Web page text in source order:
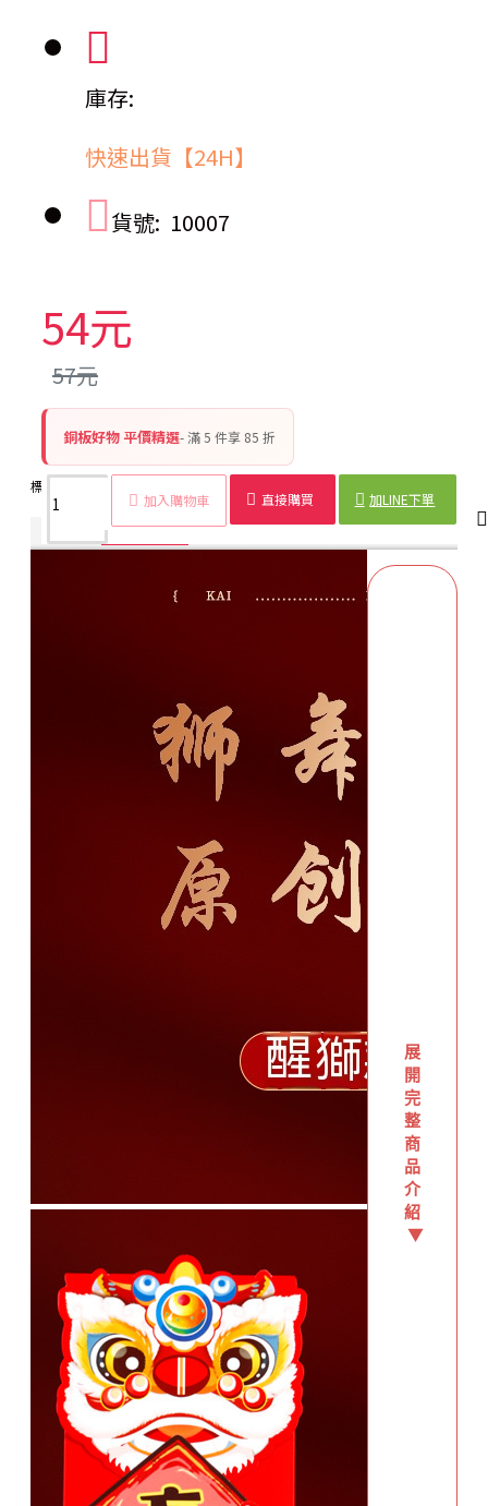
庫存:
快速出貨【24H】
貨號: 10007
54元
57元
銅板好物 平價精選- 滿 5 件享 85 折
加入購物車 直接購買 加LINE下單
標籤：
商品詳情 配送時間
展
開
完
整
商
品
介
紹
▼